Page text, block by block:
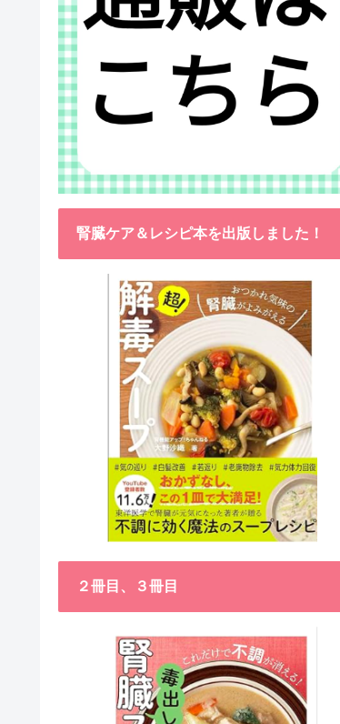
腎臓ケア＆レシピ本を出版しました！
２冊目、３冊目